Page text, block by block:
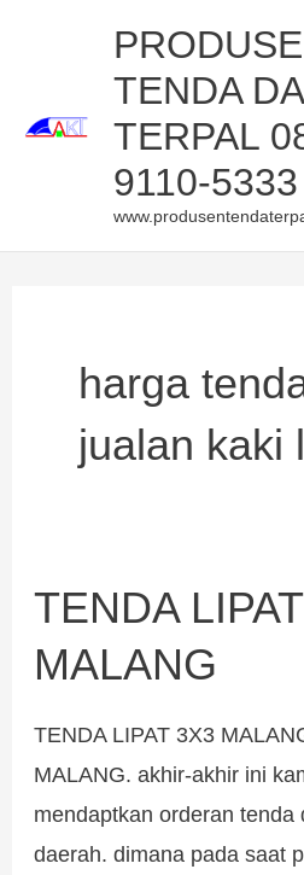
TENDA
TERPAL
9110-5333
harga
jualan kaki
TENDA
MALANG
TENDA LIPAT 3X3
MALANG. akhir-akhir ini
mendaptkan orderan tenda
daerah. dimana pada saat
TENDA
3X3